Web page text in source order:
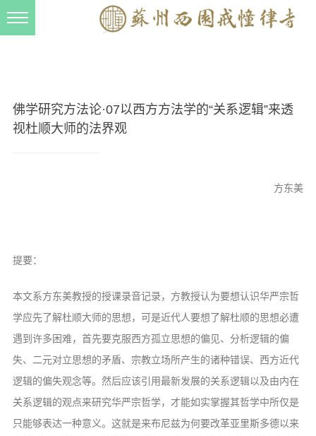
交流往来
法音宣流
音频视频
弘法书籍
助印功德
弘法活动
西园法讯
佛学研究方法论·07以西方方法学的“关系逻辑”来透
视杜顺大师的法界观
方东美
提要：
本文系方东美教授的授课录音记录，方教授认为要想认识华严宗哲
学应先了解杜顺大师的思想，可是近代人要想了解杜顺的思想必遭
遇到许多困难，首先要克服西方孤立思想的偏见、分析逻辑的偏
失、二元对立思想的矛盾、宗教立场所产生的诸种错误、西方近代
逻辑的偏失观念等。然后应该引用最新发展的关系逻辑以及由内在
关系逻辑的观点来研究华严宗哲学，才能如实掌握其哲学中所仅是
只能够表达一种意义。这就是来布尼兹为何要改革亚里斯多德以来